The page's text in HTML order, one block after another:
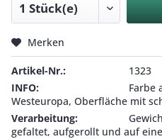
Merken
Artikel-Nr.:
1323
INFO:
Farbe
Westeuropa, Oberfläche mit
Verarbeitung:
gefaltet, aufgerollt und auf